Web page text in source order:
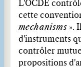
L'OCDE
cette
mechanisms ».
d'instruments
contrôler
propositions